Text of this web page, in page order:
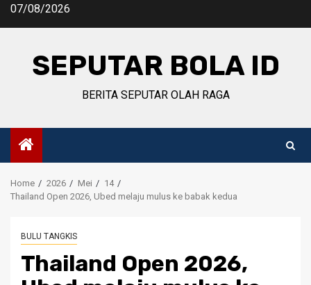
Skip07/08/2026
SEPUTAR BOLA ID
BERITA SEPUTAR OLAH RAGA
Home 2026 Mei
14
Thailand Open 2026, Ubed melaju mulus ke babak kedua
BULU TANGKIS
Thailand Open 2026,